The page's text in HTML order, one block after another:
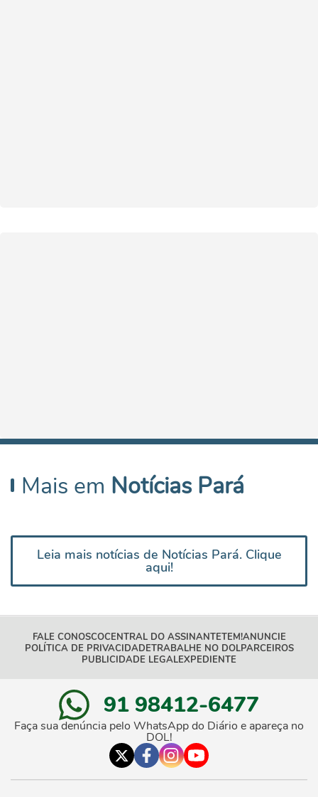
Mais em Notícias Pará
Leia mais notícias de Notícias Pará. Clique
aqui!
FALE CONOSCOCENTRAL DO ASSINANTETEM!ANUNCIE
POLÍTICA DE PRIVACIDADETRABALHE NO DOLPARCEIROS
PUBLICIDADE LEGALEXPEDIENTE
91 98412-6477
Faça sua denúncia pelo WhatsApp do Diário e apareça no
DOL!